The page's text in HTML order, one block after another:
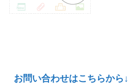
お問い合わせはこちらから↓